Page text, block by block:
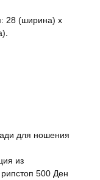
28 (ширина) x
для ношения
из
500 Ден